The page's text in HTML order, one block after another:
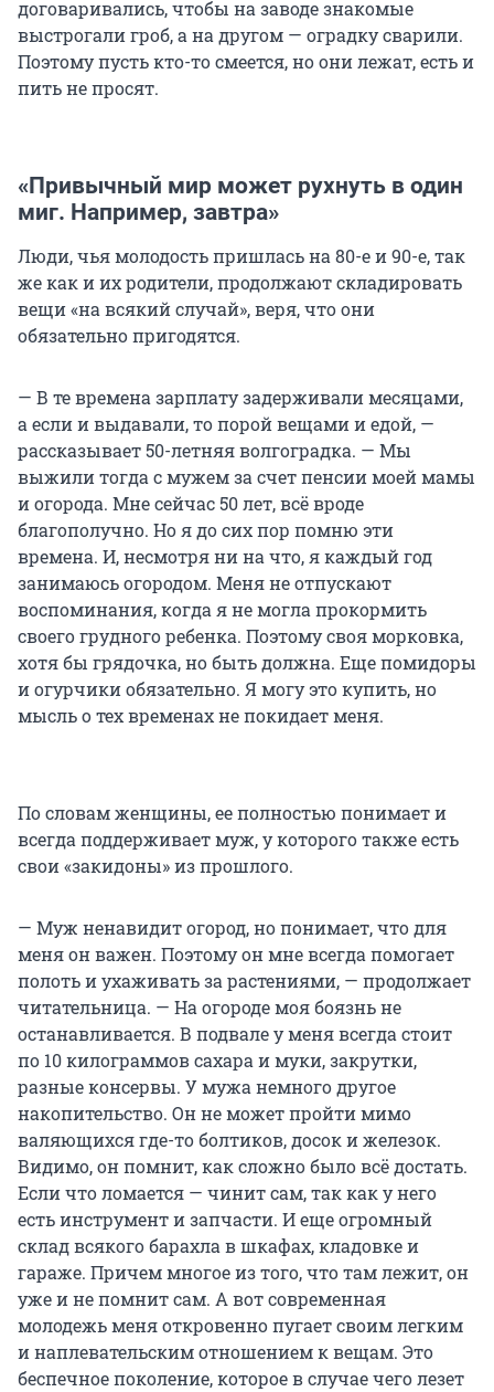
договаривались, чтобы на заводе знакомые
выстрогали гроб, а на другом — оградку сварили.
Поэтому пусть кто-то смеется, но они лежат, есть и
пить не просят.
«Привычный мир может рухнуть в один
миг. Например, завтра»
Люди, чья молодость пришлась на 80-е и 90-е, так
же как и их родители, продолжают складировать
вещи «на всякий случай», веря, что они
обязательно пригодятся.
— В те времена зарплату задерживали месяцами,
а если и выдавали, то порой вещами и едой, —
рассказывает 50-летняя волгоградка. — Мы
выжили тогда с мужем за счет пенсии моей мамы
и огорода. Мне сейчас 50 лет, всё вроде
благополучно. Но я до сих пор помню эти
времена. И, несмотря ни на что, я каждый год
занимаюсь огородом. Меня не отпускают
воспоминания, когда я не могла прокормить
своего грудного ребенка. Поэтому своя морковка,
хотя бы грядочка, но быть должна. Еще помидоры
и огурчики обязательно. Я могу это купить, но
мысль о тех временах не покидает меня.
По словам женщины, ее полностью понимает и
всегда поддерживает муж, у которого также есть
свои «закидоны» из прошлого.
— Муж ненавидит огород, но понимает, что для
меня он важен. Поэтому он мне всегда помогает
полоть и ухаживать за растениями, — продолжает
читательница. — На огороде моя боязнь не
останавливается. В подвале у меня всегда стоит
по 10 килограммов сахара и муки, закрутки,
разные консервы. У мужа немного другое
накопительство. Он не может пройти мимо
валяющихся где-то болтиков, досок и железок.
Видимо, он помнит, как сложно было всё достать.
Если что ломается — чинит сам, так как у него
есть инструмент и запчасти. И еще огромный
склад всякого барахла в шкафах, кладовке и
гараже. Причем многое из того, что там лежит, он
уже и не помнит сам. А вот современная
молодежь меня откровенно пугает своим легким
и наплевательским отношением к вещам. Это
беспечное поколение, которое в случае чего лезет